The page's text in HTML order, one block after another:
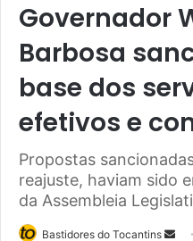
Governador
Barbosa
base dos
efetivos e
Propostas
reajuste, haviam sido
da Assembleia
Bastidores do Tocantins